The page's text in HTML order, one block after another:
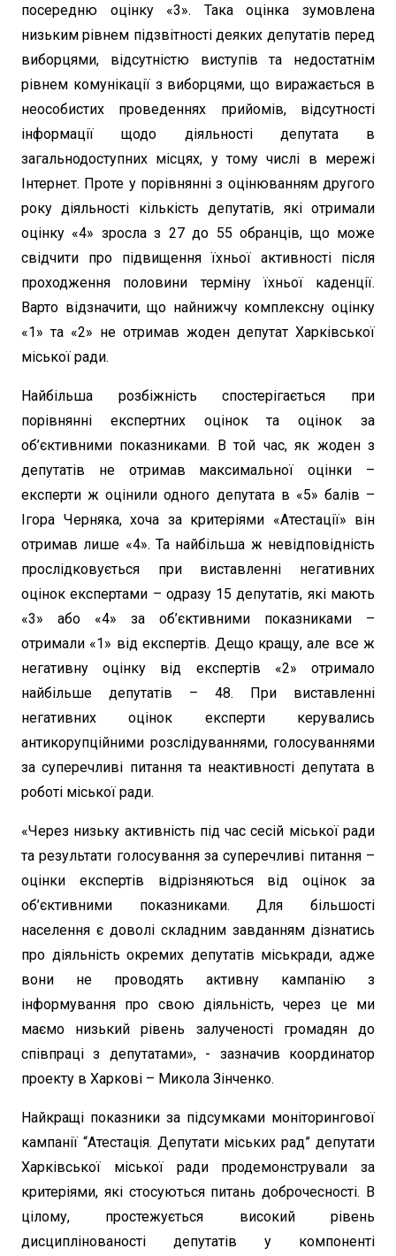
посередню оцінку «3». Така оцінка зумовлена
низьким рівнем підзвітності деяких депутатів перед
виборцями, відсутністю виступів та недостатнім
рівнем комунікації з виборцями, що виражається в
неособистих проведеннях прийомів, відсутності
інформації щодо діяльності депутата в
загальнодоступних місцях, у тому числі в мережі
Інтернет. Проте у порівнянні з оцінюванням другого
року діяльності кількість депутатів, які отримали
оцінку «4» зросла з 27 до 55 обранців, що може
свідчити про підвищення їхньої активності після
проходження половини терміну їхньої каденції.
Варто відзначити, що найнижчу комплексну оцінку
«1» та «2» не отримав жоден депутат Харківської
міської ради.
Найбільша розбіжність спостерігається при
порівнянні експертних оцінок та оцінок за
об’єктивними показниками. В той час, як жоден з
депутатів не отримав максимальної оцінки –
експерти ж оцінили одного депутата в «5» балів –
Ігора Черняка, хоча за критеріями «Атестації» він
отримав лише «4». Та найбільша ж невідповідність
прослідковується при виставленні негативних
оцінок експертами – одразу 15 депутатів, які мають
«3» або «4» за об’єктивними показниками –
отримали «1» від експертів. Дещо кращу, але все ж
негативну оцінку від експертів «2» отримало
найбільше депутатів – 48. При виставленні
негативних оцінок експерти керувались
антикорупційними розслідуваннями, голосуваннями
за суперечливі питання та неактивності депутата в
роботі міської ради.
«Через низьку активність під час сесій міської ради
та результати голосування за суперечливі питання –
оцінки експертів відрізняються від оцінок за
об’єктивними показниками. Для більшості
населення є доволі складним завданням дізнатись
про діяльність окремих депутатів міськради, адже
вони не проводять активну кампанію з
інформування про свою діяльність, через це ми
маємо низький рівень залученості громадян до
співпраці з депутатами», - зазначив координатор
проекту в Харкові – Микола Зінченко.
Найкращі показники за підсумками моніторингової
кампанії “Атестація. Депутати міських рад” депутати
Харківської міської ради продемонстрували за
критеріями, які стосуються питань доброчесності. В
цілому, простежується високий рівень
дисциплінованості депутатів у компоненті